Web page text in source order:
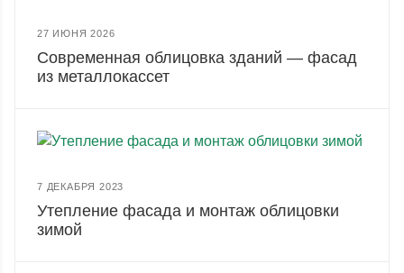
27 ИЮНЯ 2026
Современная облицовка зданий — фасад
из металлокассет
7 ДЕКАБРЯ 2023
Утепление фасада и монтаж облицовки
зимой